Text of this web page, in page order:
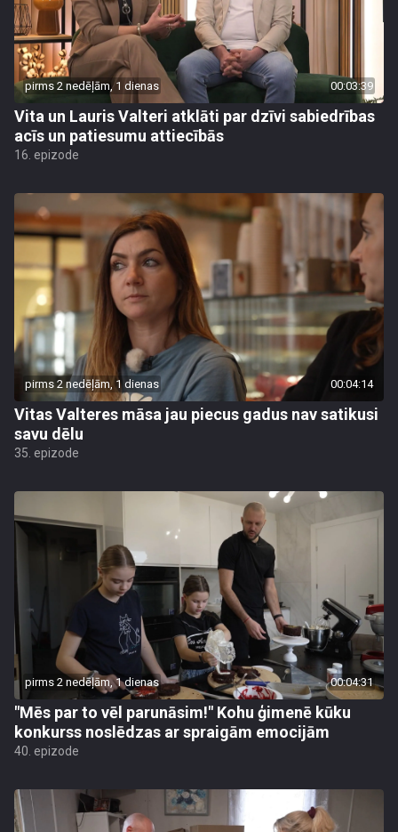
pirms 2 nedēļām, 1 dienas 00:03:39
Vita un Lauris Valteri atklāti par dzīvi sabiedrības
acīs un patiesumu attiecībās
16. epizode
pirms 2 nedēļām, 1 dienas 00:04:14
Vitas Valteres māsa jau piecus gadus nav satikusi
savu dēlu
35. epizode
pirms 2 nedēļām, 1 dienas 00:04:31
"Mēs par to vēl parunāsim!" Kohu ģimenē kūku
konkurss noslēdzas ar spraigām emocijām
40. epizode